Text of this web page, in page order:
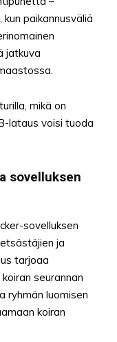
paikannusväliä
jatkuva
mikä on
lataus voisi tuoda
sovelluksen
sovelluksen
ja
tarjoaa
seurannan
ryhmän luomisen
koiran